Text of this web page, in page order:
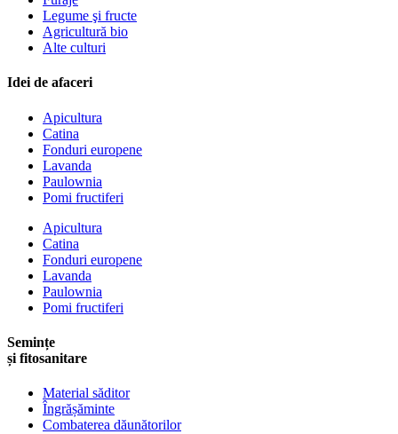
Legume şi fructe
Agricultură bio
Alte culturi
Idei de afaceri
Apicultura
Catina
Fonduri europene
Lavanda
Paulownia
Pomi fructiferi
Apicultura
Catina
Fonduri europene
Lavanda
Paulownia
Pomi fructiferi
Semințe
și fitosanitare
Material săditor
Îngrășăminte
Combaterea dăunătorilor